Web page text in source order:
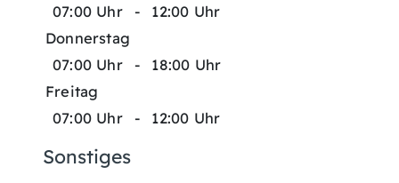
07:00 Uhr
-
12:00 Uhr
Donnerstag
07:00 Uhr
-
18:00 Uhr
Freitag
07:00 Uhr
- 12:00 Uhr
Sonstiges